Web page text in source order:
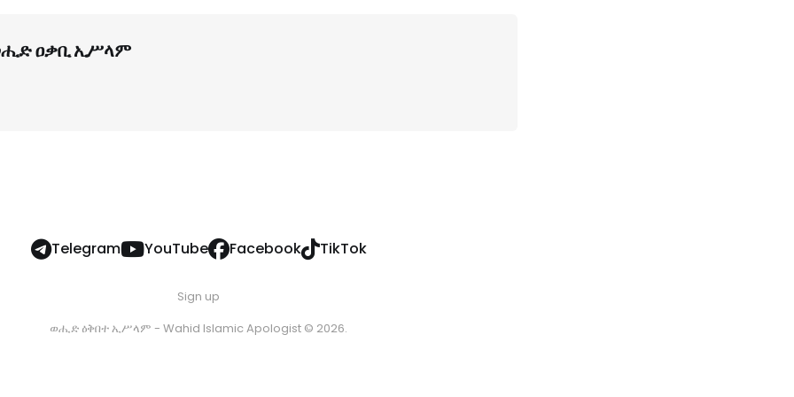
ዐቃቢ ኢሥላም
Telegram YouTube Facebook TikTok
Sign up
ወሒድ ዕቅበተ ኢሥላም - Wahid Islamic Apologist © 2026.